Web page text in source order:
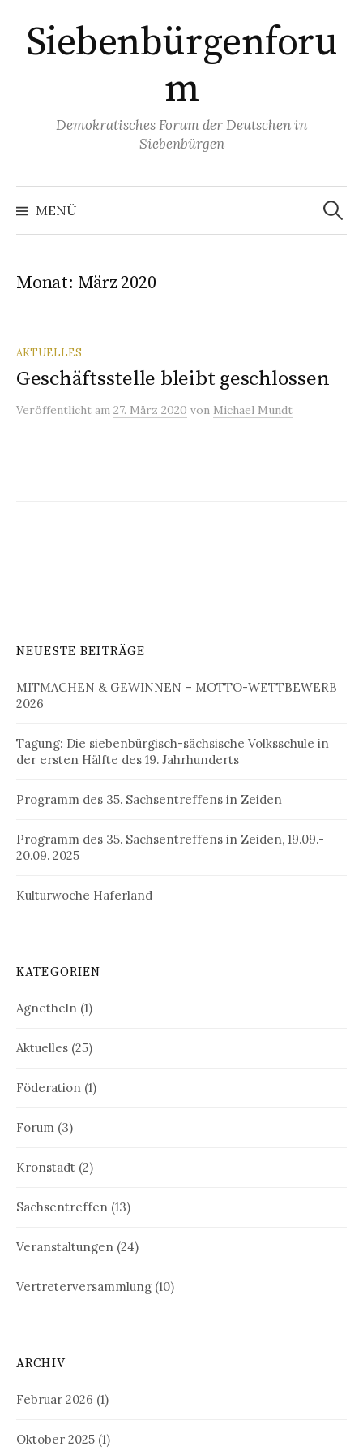
zum
Inhalt
Siebenbürgenforu
m
Demokratisches Forum der Deutschen in
Siebenbürgen
MENÜ
Suchen
nach:
Monat: März 2020
AKTUELLES
Geschäftsstelle bleibt geschlossen
Veröffentlicht am 27. März 2020 von Michael Mundt
NEUESTE BEITRÄGE
MITMACHEN & GEWINNEN – MOTTO-WETTBEWERB
2026
Tagung: Die siebenbürgisch-sächsische Volksschule in
der ersten Hälfte des 19. Jahrhunderts
Programm des 35. Sachsentreffens in Zeiden
Programm des 35. Sachsentreffens in Zeiden, 19.09.-
20.09. 2025
Kulturwoche Haferland
KATEGORIEN
Agnetheln (1)
Aktuelles (25)
Föderation (1)
Forum (3)
Kronstadt (2)
Sachsentreffen (13)
Veranstaltungen (24)
Vertreterversammlung (10)
ARCHIV
Februar 2026 (1)
Oktober 2025 (1)